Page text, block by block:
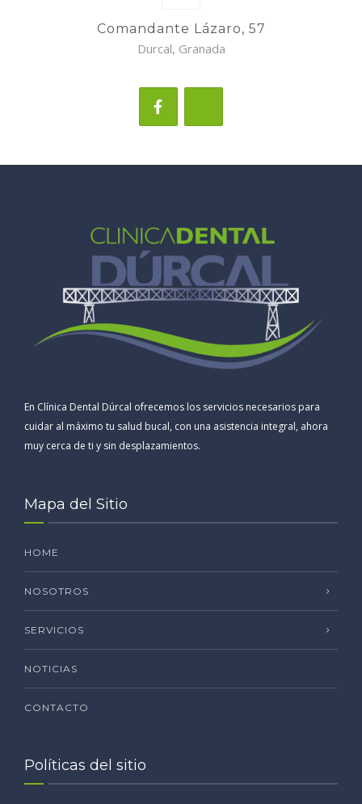
Comandante Lázaro, 57
Durcal, Granada
En Clínica Dental Dúrcal ofrecemos los servicios necesarios para
cuidar al máximo tu salud bucal, con una asistencia integral, ahora
muy cerca de ti y sin desplazamientos.
Mapa del Sitio
HOME
NOSOTROS
SERVICIOS
NOTICIAS
CONTACTO
Políticas del sitio